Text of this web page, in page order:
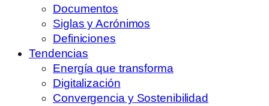
Documentos
Siglas y Acrónimos
Definiciones
Tendencias
Energía que transforma
Digitalización
Convergencia y Sostenibilidad